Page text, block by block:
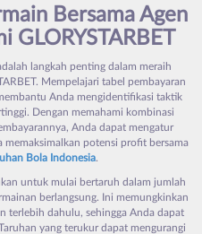
Bersama Agen
GLORYSTARBET
langkah penting dalam meraih
Mempelajari tabel pembayaran
Anda mengidentifikasi taktik
Dengan memahami kombinasi
Anda dapat mengatur
memaksimalkan potensi profit bersama
Bola Indonesia.
untuk mulai bertaruh dalam jumlah
berlangsung. Ini memungkinkan
terlebih dahulu, sehingga Anda dapat
yang terukur dapat mengurangi